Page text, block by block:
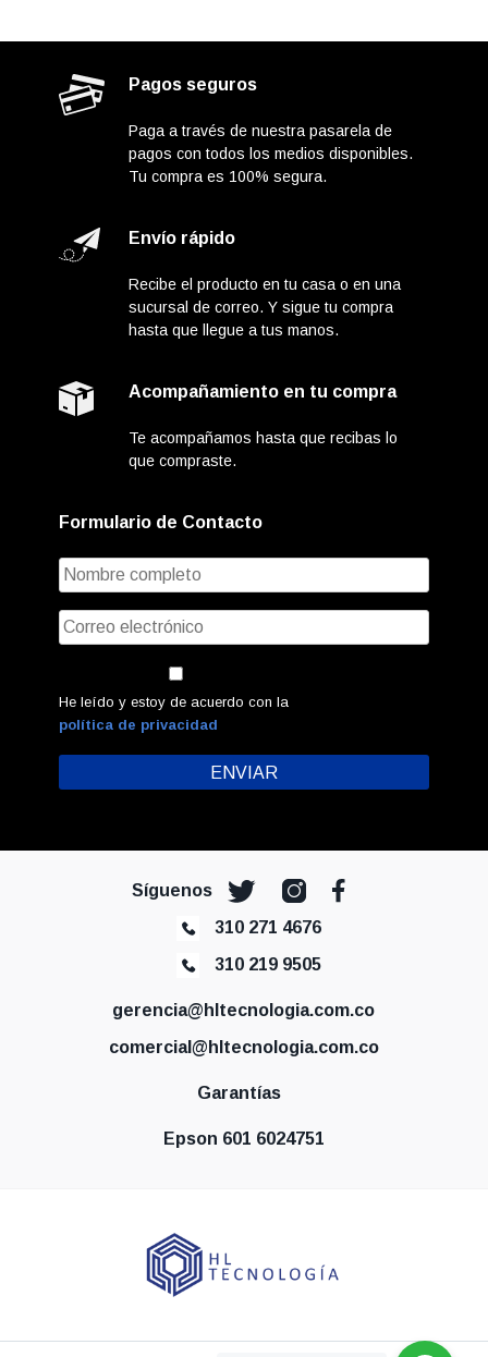
Pagos seguros
Paga a través de nuestra pasarela de
pagos con todos los medios disponibles.
Tu compra es 100% segura.
Envío rápido
Recibe el producto en tu casa o en una
sucursal de correo. Y sigue tu compra
hasta que llegue a tus manos.
Acompañamiento en tu compra
Te acompañamos hasta que recibas lo
que compraste.
Formulario de Contacto
He leído y estoy de acuerdo con la
política de privacidad
Síguenos
310 271 4676
310 219 9505
gerencia@hltecnologia.com.co
comercial@hltecnologia.com.co
Garantías
Epson 601 6024751